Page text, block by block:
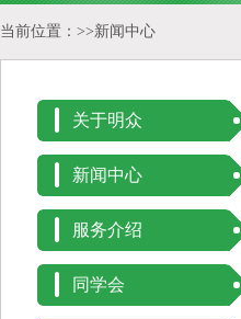
当前位置：>>新闻中心
关于明众
新闻中心
服务介绍
同学会